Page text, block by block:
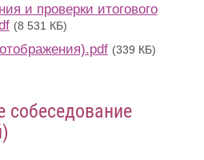
и проверки итогового
(8 531 КБ)
(339 КБ)
собеседование